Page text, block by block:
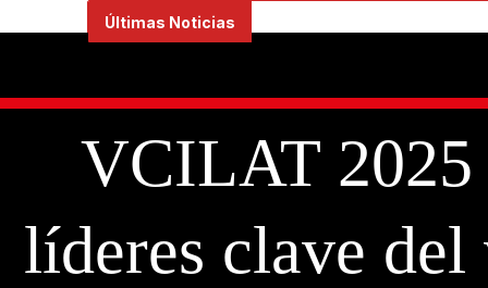
Últimas Noticias
VCILAT 2025
líderes clave